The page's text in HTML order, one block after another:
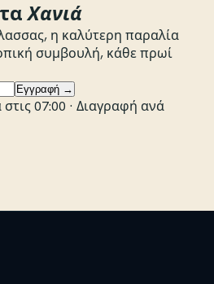
Χανιά
η καλύτερη παραλία
συμβουλή, κάθε πρωί
Εγγραφή →
07:00 · Διαγραφή ανά